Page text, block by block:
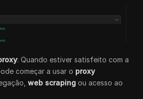
: Quando estiver satisfeito com a
começar a usar o proxy
web scraping ou acesso ao